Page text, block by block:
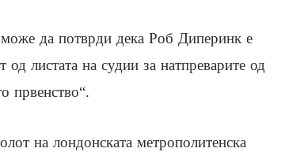
да потврди дека Роб Диперинк е
од листата на судии за натпреварите од
првенство“.
на лондонската метрополитенска